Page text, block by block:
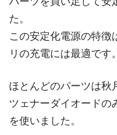
た。
この安定化電源の特徴
リの充電には最適です。
ほとんどのパーツは秋
ツェナーダイオードの
を使いました。